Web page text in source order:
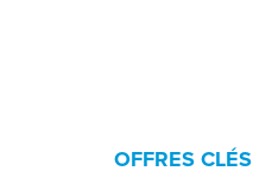
OFFRES CLÉS